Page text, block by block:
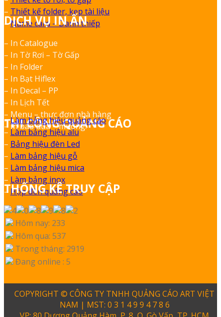
– Thiết kế folder, kẹp tài liệu
–Name card – Danh thiếp
DỊCH VỤ IN ẤN
– In Catalogue
– In Tờ Rơi – Tờ Gấp
– In Folder
– In Bạt Hiflex
– In Decal – PP
– In Lịch Tết
– Menu – thực đơn nhà hàng
– In bao đũa – muỗng.
THI CÔNG QUẢNG CÁO
–Làm bảng hiệu quảng cáo
– Làm bảng hiệu alu
– Bảng hiệu đèn Led
– Làm bảng hiệu gỗ
– Làm bảng hiệu mica
– Làm bảng inox
– Hộp đèn quảng cáo
THỐNG KÊ TRUY CẬP
Hôm nay: 233
Hôm qua: 537
Trong tháng: 2919
Đang online : 5
COPYRIGHT © CÔNG TY TNHH QUẢNG CÁO ART VIỆT
NAM | MST: 0 3 1 4 9 9 4 7 8 6